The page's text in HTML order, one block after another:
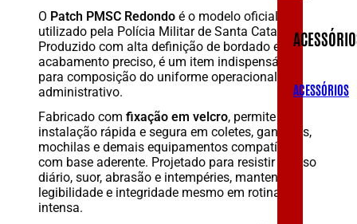
ACESSÓRIOS
O Patch PMSC Redondo é o modelo oficial
utilizado pela Polícia Militar de Santa Catarina.
Produzido com alta definição de bordado e
acabamento preciso, é um item indispensável
para composição do uniforme operacional e
administrativo.
Fabricado com fixação em velcro, permite
instalação rápida e segura em coletes, gandolas,
mochilas e demais equipamentos compatíveis
com base aderente. Projetado para resistir ao uso
diário, suor, abrasão e intempéries, mantendo
legibilidade e integridade mesmo em rotina
intensa.